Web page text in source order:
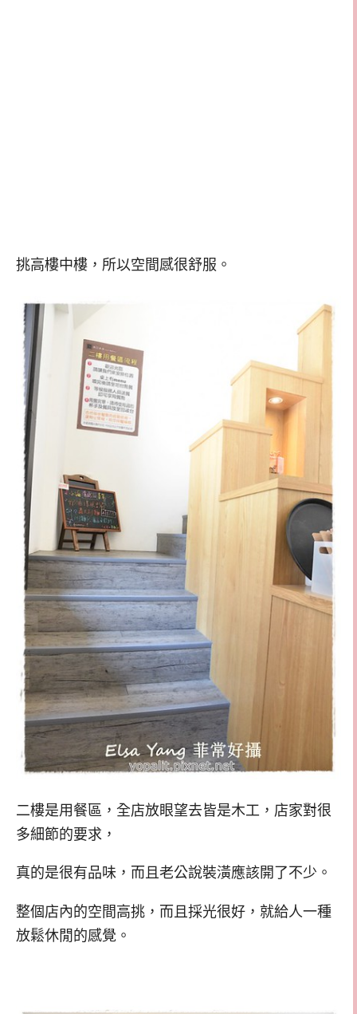
挑高樓中樓，所以空間感很舒服。
二樓是用餐區，全店放眼望去皆是木工，店家對很
多細節的要求，
真的是很有品味，而且老公說裝潢應該開了不少。
整個店內的空間高挑，而且採光很好，就給人一種
放鬆休閒的感覺。